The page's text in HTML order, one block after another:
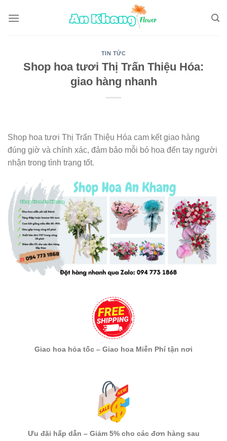
TIN TỨC
Shop hoa tươi Thị Trấn Thiệu Hóa:
giao hàng nhanh
Shop hoa tươi Thị Trấn Thiệu Hóa cam kết giao hàng
đúng giờ và chính xác, đảm bảo mỗi bó hoa đến tay người
nhận trong tình trạng tốt.
Giao hoa hỏa tốc – Giao hoa Miễn Phí tận nơi
Ưu đãi hấp dẫn – Giảm 5% cho các đơn hàng sau